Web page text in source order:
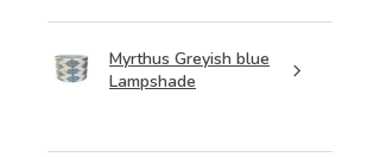
Myrthus Greyish blue
Lampshade